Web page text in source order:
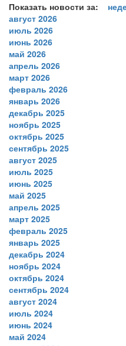
Показать новости за:
август 2026
июль 2026
июнь 2026
май 2026
апрель 2026
март 2026
февраль 2026
январь 2026
декабрь 2025
ноябрь 2025
октябрь 2025
сентябрь 2025
август 2025
июль 2025
июнь 2025
май 2025
апрель 2025
март 2025
февраль 2025
январь 2025
декабрь 2024
ноябрь 2024
октябрь 2024
сентябрь 2024
август 2024
июль 2024
июнь 2024
май 2024